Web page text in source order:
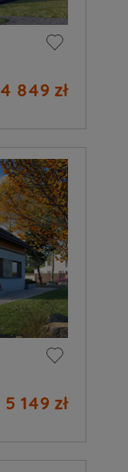
4 849 zł
5 149 zł